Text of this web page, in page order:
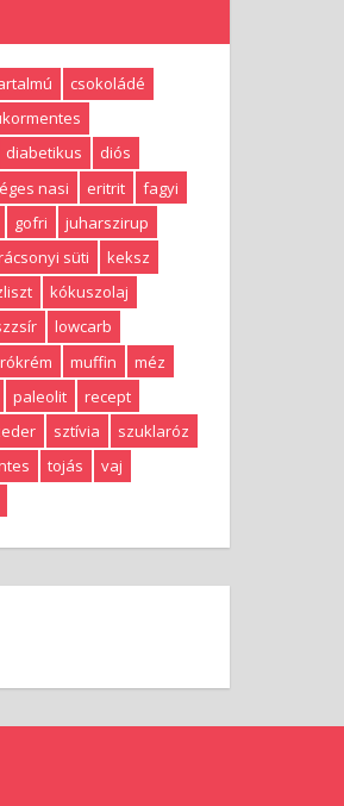
csokoládé
diabetikus
diós
nasi eritrit
fagyi
gofri
juharszirup
süti
keksz
kókuszolaj
lowcarb
muffin
méz
paleolit
recept
sztívia
szuklaróz
tojás
vaj